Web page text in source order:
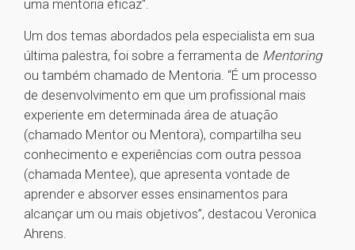
uma mentoria eficaz".
Um dos temas abordados pela especialista em sua
última palestra, foi sobre a ferramenta de Mentoring
ou também chamado de Mentoria. “É um processo
de desenvolvimento em que um profissional mais
experiente em determinada área de atuação
(chamado Mentor ou Mentora), compartilha seu
conhecimento e experiências com outra pessoa
(chamada Mentee), que apresenta vontade de
aprender e absorver esses ensinamentos para
alcançar um ou mais objetivos”, destacou Veronica
Ahrens.